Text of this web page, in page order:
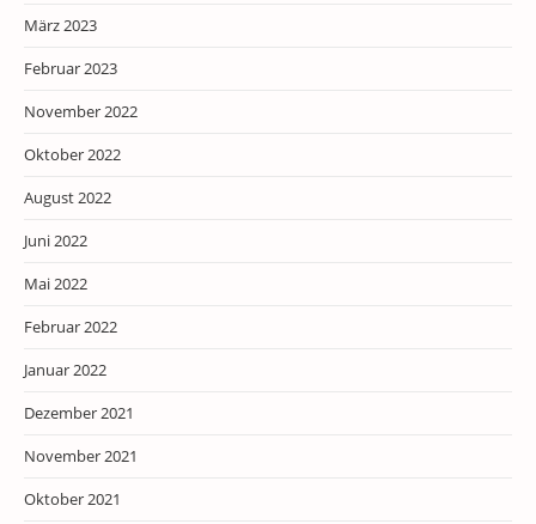
März 2023
Februar 2023
November 2022
Oktober 2022
August 2022
Juni 2022
Mai 2022
Februar 2022
Januar 2022
Dezember 2021
November 2021
Oktober 2021